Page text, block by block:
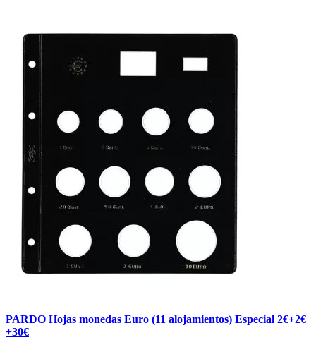
PARDO Hojas monedas Euro (11 alojamientos) Especial 2€+2€
+30€